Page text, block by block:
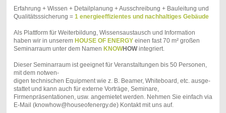
Erfahrung + Wissen + Detailplanung + Ausschreibung + Bauleitung und
Qualitätsssicherung = 1 energieeffizientes und nachhaltiges Gebäude
Als Plattform für Weiterbildung, Wissensaustausch und Information
haben wir in unserem HOUSE OF ENERGYeinen fast 70 m² großen
Seminarraum unter dem Namen KNOWHOWintegriert.
Dieser Seminarraum ist geeignet für Veranstaltungen bis 50 Personen,
mit dem notwen-
digen technischen Equipment wie z. B. Beamer, Whiteboard, etc. ausge-
stattet und kann auch für externe Vorträge, Seminare,
Firmenpräsentationen, usw. angemietet werden. Nehmen Sie einfach via
E-Mail (knowhow@houseofenergy.de) Kontakt mit uns auf.